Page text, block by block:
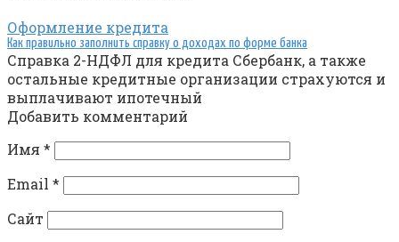
Оформление кредита
Как правильно заполнить справку о доходах по форме банка
Справка 2-НДФЛ для кредита Сбербанк, а также
остальные кредитные организации страхуются и
выплачивают ипотечный
Добавить комментарий
Имя *
Email *
Сайт